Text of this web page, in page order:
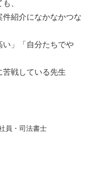
、
紹介になかなかつな
い」「自分たちでや
戦している先生
員・司法書士